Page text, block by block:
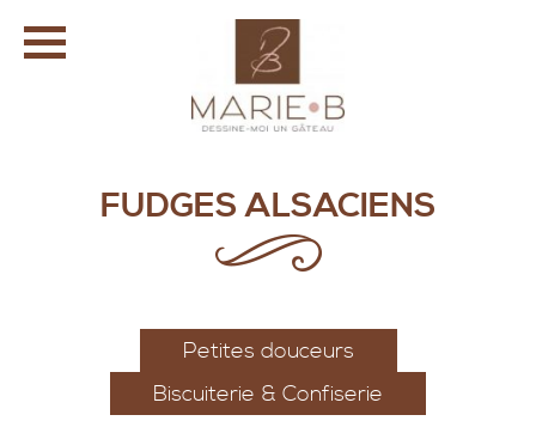
FUDGES ALSACIENS
Petites douceurs
Biscuiterie & Confiserie